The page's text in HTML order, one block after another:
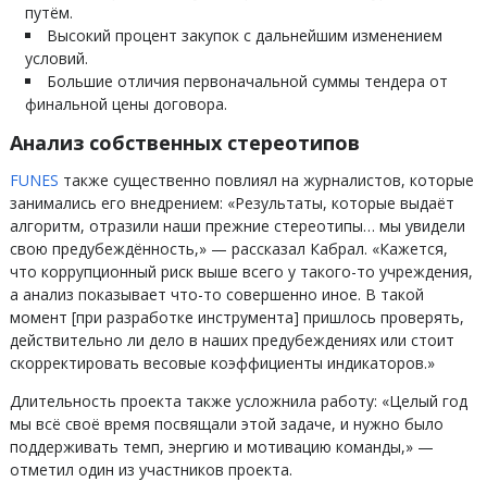
путём.
Высокий процент закупок с дальнейшим изменением
условий.
Большие отличия первоначальной суммы тендера от
финальной цены договора.
Анализ собственных стереотипов
FUNES также существенно повлиял на журналистов, которые
занимались его внедрением: «Результаты, которые выдаёт
алгоритм, отразили наши прежние стереотипы… мы увидели
свою предубеждённость,» — рассказал Кабрал. «Кажется,
что коррупционный риск выше всего у такого-то учреждения,
а анализ показывает что-то совершенно иное. В такой
момент [при разработке инструмента] пришлось проверять,
действительно ли дело в наших предубеждениях или стоит
скорректировать весовые коэффициенты индикаторов.»
Длительность проекта также усложнила работу: «Целый год
мы всё своё время посвящали этой задаче, и нужно было
поддерживать темп, энергию и мотивацию команды,» —
отметил один из участников проекта.